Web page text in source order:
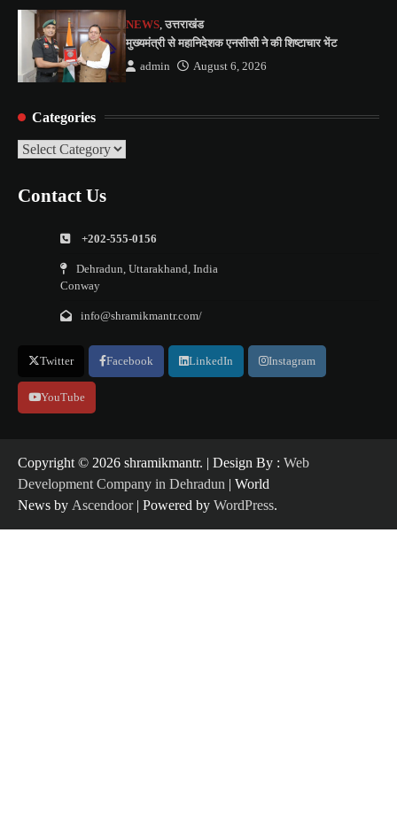
NEWS,उत्तराखंड
मुख्यमंत्री से महानिदेशक एनसीसी ने की शिष्टाचार भेंट
admin August 6, 2026
Categories
Categories
Contact Us
+202-555-0156
Dehradun, Uttarakhand, India
Conway
info@shramikmantr.com/
Twitter Facebook LinkedIn Instagram
YouTube
Copyright ©️ 2026 shramikmantr. | Design By : Web
Development Company in Dehradun | World
News by Ascendoor| Powered by WordPress.